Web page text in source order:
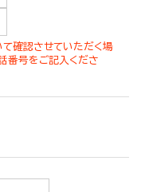
確認させていただく場
番号をご記入くださ